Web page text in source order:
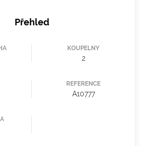
Přehled
KOUPELNY
2
REFERENCE
A10777